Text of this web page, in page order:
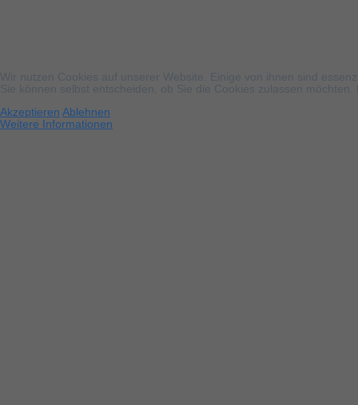
Wir nutzen Cookies auf unserer Website. Einige von ihnen sind
Sie können selbst entscheiden, ob Sie die Cookies zulassen
Akzeptieren Ablehnen
Weitere Informationen